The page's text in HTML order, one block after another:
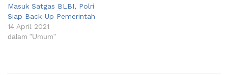
Masuk Satgas BLBI, Polri
Siap Back-Up Pemerintah
14 April 2021
dalam "Umum"